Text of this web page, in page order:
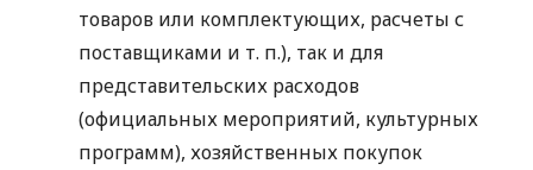
товаров или комплектующих, расчеты с
поставщиками и т. п.), так и для
представительских расходов
(официальных мероприятий, культурных
программ), хозяйственных покупок